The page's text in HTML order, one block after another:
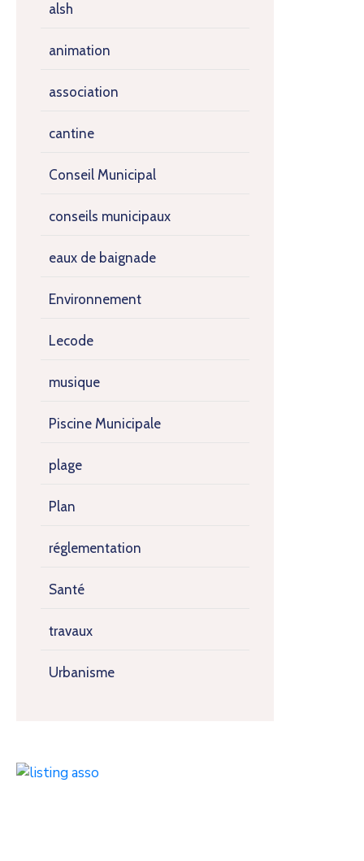
alsh
animation
association
cantine
Conseil Municipal
conseils municipaux
eaux de baignade
Environnement
Lecode
musique
Piscine Municipale
plage
Plan
réglementation
Santé
travaux
Urbanisme